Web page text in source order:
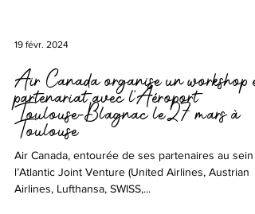
19 févr. 2024
Air Canada organise un workshop en
partenariat avec l’Aéroport
Toulouse-Blagnac le 27 mars à
Toulouse
Air Canada, entourée de ses partenaires au sein
l’Atlantic Joint Venture (United Airlines, Austrian